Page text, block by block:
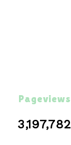
Pageviews
3,197,782